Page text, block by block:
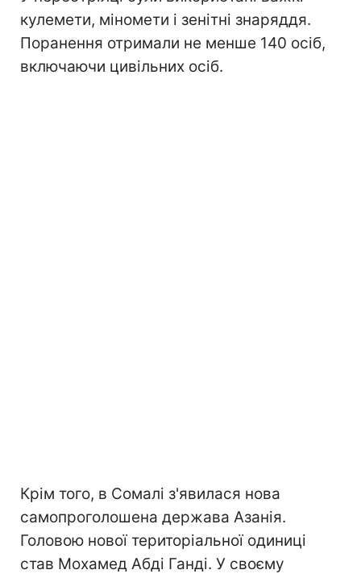
кулемети, міномети і зенітні знаряддя.
Поранення отримали не менше 140 осіб,
включаючи цивільних осіб.
Крім того, в Сомалі з'явилася нова
самопроголошена держава Азанія.
Головою нової територіальної одиниці
став Мохамед Абді Ганді. У своєму